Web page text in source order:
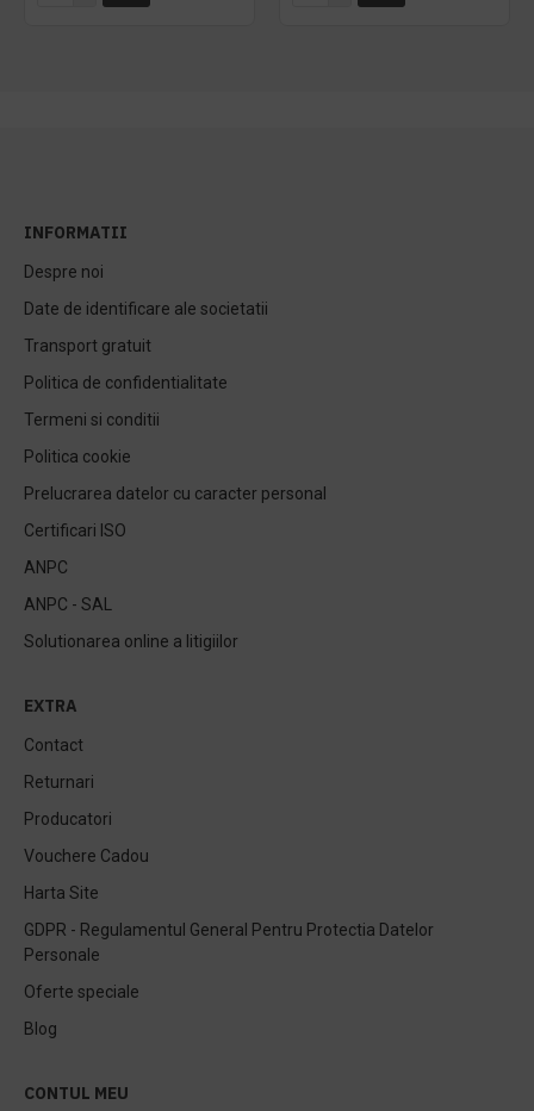
INFORMATII
Despre noi
Date de identificare ale societatii
Transport gratuit
Politica de confidentialitate
Termeni si conditii
Politica cookie
Prelucrarea datelor cu caracter personal
Certificari ISO
ANPC
ANPC - SAL
Solutionarea online a litigiilor
EXTRA
Contact
Returnari
Producatori
Vouchere Cadou
Harta Site
GDPR - Regulamentul General Pentru Protectia Datelor
Personale
Oferte speciale
Blog
CONTUL MEU